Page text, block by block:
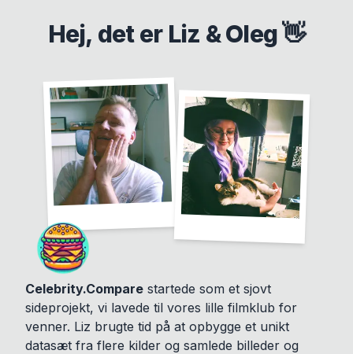
Hej, det er Liz & Oleg 👋
Celebrity.Compare startede som et sjovt
sideprojekt, vi lavede til vores lille filmklub for
venner. Liz brugte tid på at opbygge et unikt
datasæt fra flere kilder og samlede billeder og